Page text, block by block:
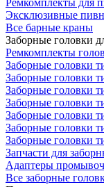
Ремкомплекты для
Эксклюзивные
Все барные краны
Заборные головки
Ремкомплекты
Заборные головки
Заборные головки
Заборные головки
Заборные головки
Заборные головки
Заборные головки
Заборные головки
Запчасти для
Адаптеры
Все заборные